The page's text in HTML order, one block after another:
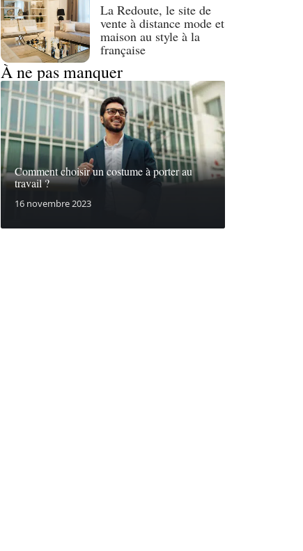
La Redoute, le site de
vente à distance mode et
maison au style à la
française
À ne pas manquer
Comment choisir un costume à porter au
travail ?
16 novembre 2023